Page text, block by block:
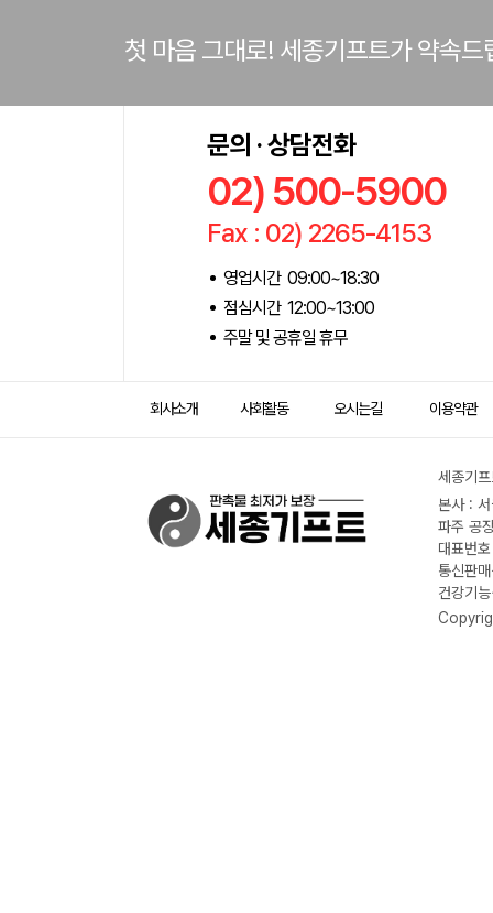
첫 마음 그대로! 세종기프트가 약속드
문의 · 상담전화
02) 500-5900
Fax : 02) 2265-4153
영업시간 09:00~18:30
점심시간 12:00~13:00
주말 및 공휴일 휴무
회사소개 사회활동 오시는길 이용약관
세종기
본사 :
파주 공
대표번
통신판
건강기